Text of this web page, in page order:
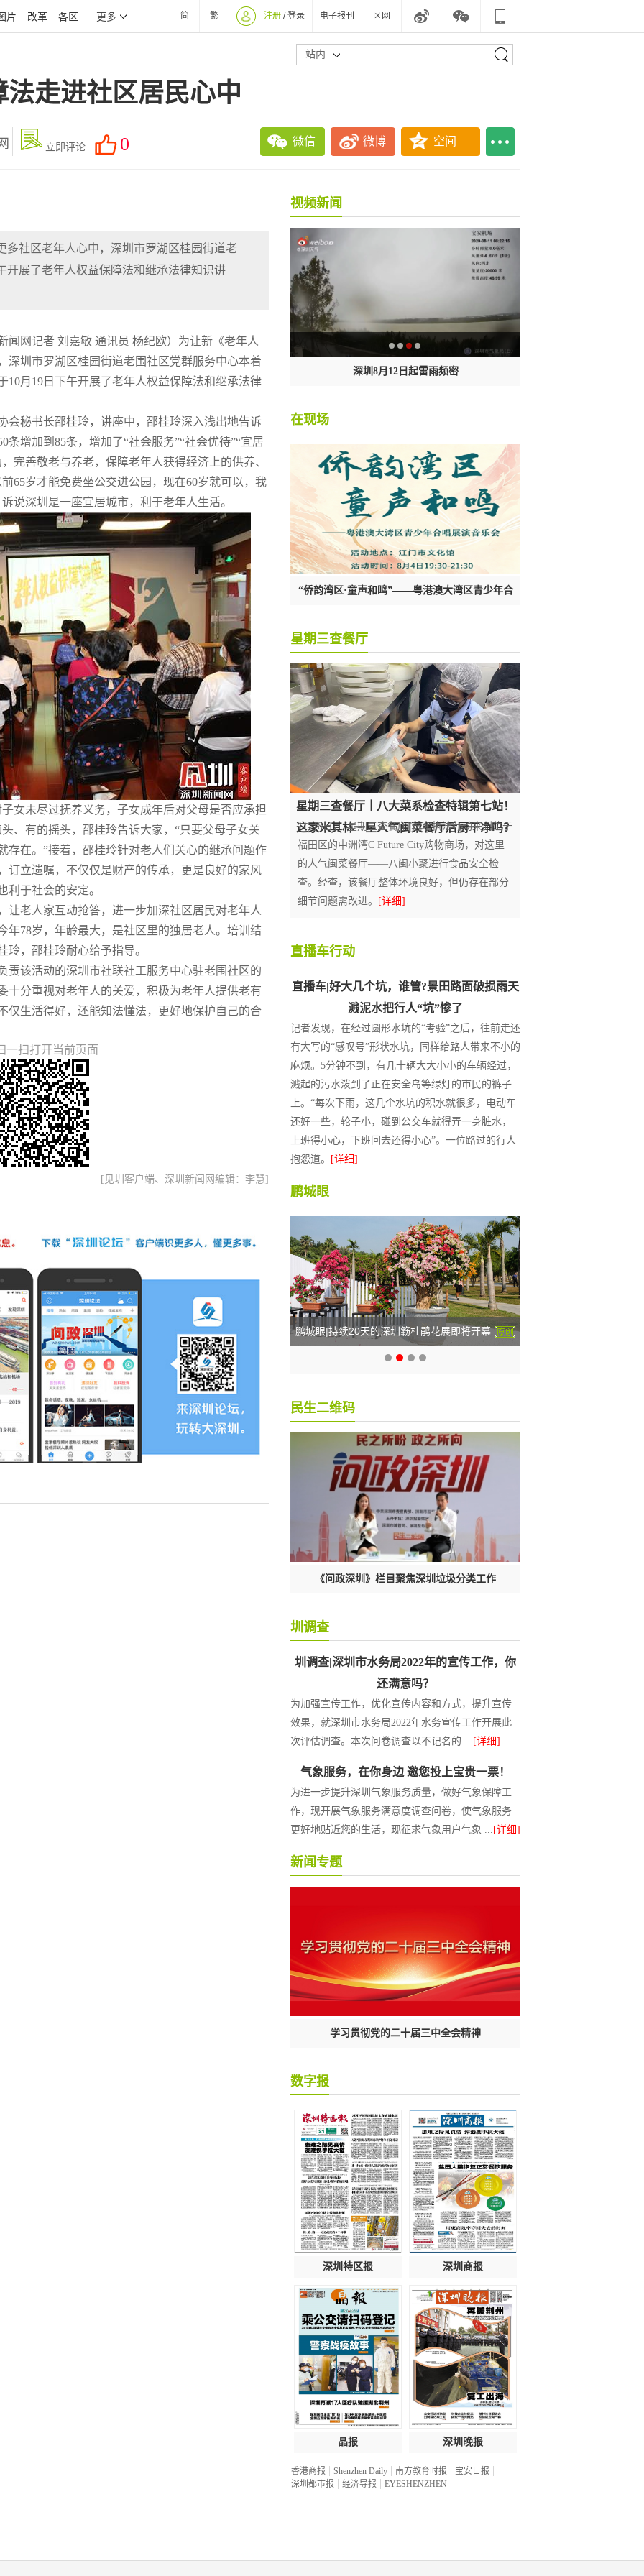
片 改革 各区 更多 简 繁 注册 /登录 电子报刊 区网
站内
走进社区居民心中
立即评论 0 微信 微博 空间
多社区老年人心中，深圳市罗湖区桂园街道老
开展了老年人权益保障法和继承法律知识讲
闻网记者 刘嘉敏 通讯员 杨纪欧）为让新《老年人
深圳市罗湖区桂园街道老围社区党群服务中心本着
10月19日下午开展了老年人权益保障法和继承法律
会秘书长邵桂玲，讲座中， 邵桂玲深入浅出地告诉
增加到85条，增加了“社会服务”“社会优待”“宜居
完善敬老与养老，保障老年人获得经济上的供养、
65岁才能免费坐公交进公园，现在60岁就可以，我
说深圳是一座宜居城市，利于老年人生活。
女未尽过抚养义务，子女成年后对父母是否应承担
、有的摇头， 邵桂玲告诉大家，“只要父母子女关
在。”接着， 邵桂玲针对老人们关心的继承问题作
订立遗嘱，不仅仅是财产的传承，更是良好的家风
利于社会的安定。
让老人家互动抢答，进一步加深社区居民对老年人
年78岁，年龄最大，是社区里的独居老人。培训结
玲， 邵桂玲耐心给予指导。
责该活动的深圳市社联社工服务中心驻老围社区的
十分重视对老年人的关爱，积极为老年人提供老有
仅生活得好，还能知法懂法，更好地保护自己的合
一扫打开当前页面
[见圳客户端、深圳新闻网编辑：李慧]